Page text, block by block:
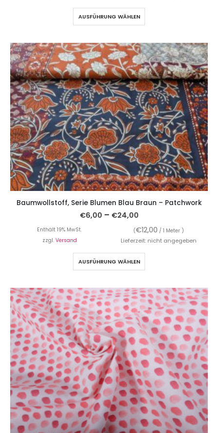
AUSFÜHRUNG WÄHLEN
Baumwollstoff, Serie Blumen Blau Braun – Patchwork
€6,00 – €24,00
Enthält 19% MwSt. (€12,00 / 1 Meter )
zzgl. Versand Lieferzeit: nicht angegeben
AUSFÜHRUNG WÄHLEN